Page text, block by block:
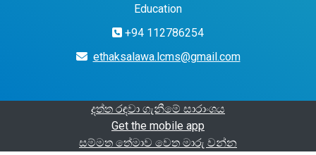
Education
+94 112786254
ethaksalawa.lcms@gmail.com
දත්ත රඳවා ගැනීමේ සාරාංශය
Get the mobile app
සම්මත තේමාව වෙත මාරු වන්න